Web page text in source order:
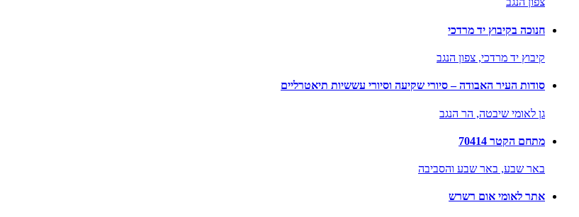
חנוכה בקיבוץ יד מרדכי
קיבוץ יד מרדכי, צפון הנגב
סודות העיר האבודה – סיורי שקיעה וסיורי עששיות תיאטרליים
גן לאומי שיבטה, הר הנגב
מתחם הקטר 70414
באר שבע, באר שבע והסביבה
אתר לאומי אום רשרש